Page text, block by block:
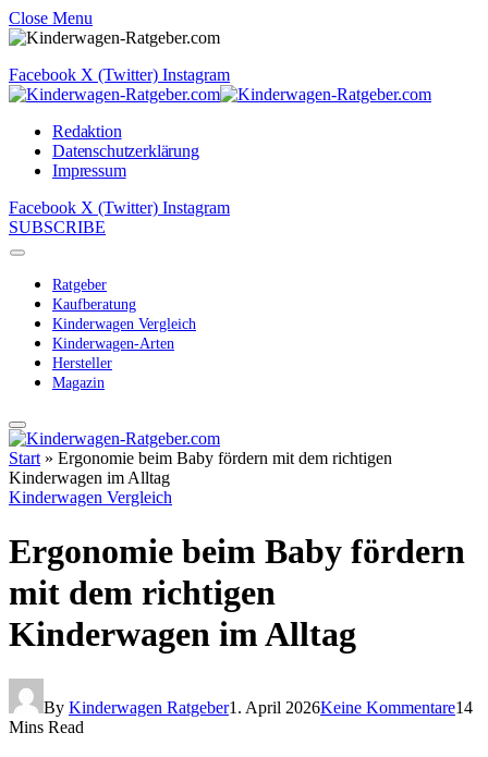
Close Menu
Facebook X (Twitter) Instagram
Redaktion
Datenschutzerklärung
Impressum
Facebook X (Twitter) Instagram
SUBSCRIBE
Ratgeber
Kaufberatung
Kinderwagen Vergleich
Kinderwagen-Arten
Hersteller
Magazin
Start » Ergonomie beim Baby fördern mit dem richtigen
Kinderwagen im Alltag
Kinderwagen Vergleich
Ergonomie beim Baby fördern
mit dem richtigen
Kinderwagen im Alltag
By Kinderwagen Ratgeber1. April 2026Keine Kommentare14
Mins Read